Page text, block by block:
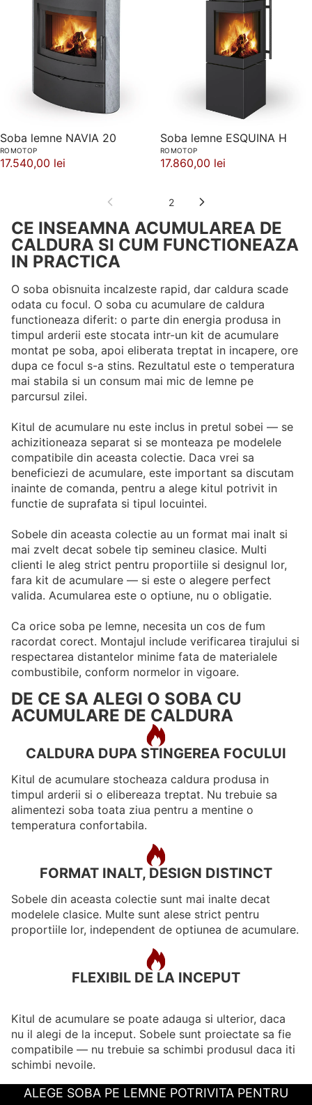
Soba lemne NAVIA 20
ROMOTOP
17.540,00 lei
Soba lemne ESQUINA H
ROMOTOP
17.860,00 lei
2
CE INSEAMNA ACUMULAREA DE
CALDURA SI CUM FUNCTIONEAZA
IN PRACTICA
O soba obisnuita incalzeste rapid, dar caldura scade
odata cu focul. O soba cu acumulare de caldura
functioneaza diferit: o parte din energia produsa in
timpul arderii este stocata intr-un kit de acumulare
montat pe soba, apoi eliberata treptat in incapere, ore
dupa ce focul s-a stins. Rezultatul este o temperatura
mai stabila si un consum mai mic de lemne pe
parcursul zilei.
Kitul de acumulare nu este inclus in pretul sobei — se
achizitioneaza separat si se monteaza pe modelele
compatibile din aceasta colectie. Daca vrei sa
beneficiezi de acumulare, este important sa discutam
inainte de comanda, pentru a alege kitul potrivit in
functie de suprafata si tipul locuintei.
Sobele din aceasta colectie au un format mai inalt si
mai zvelt decat sobele tip semineu clasice. Multi
clienti le aleg strict pentru proportiile si designul lor,
fara kit de acumulare — si este o alegere perfect
valida. Acumularea este o optiune, nu o obligatie.
Ca orice soba pe lemne, necesita un cos de fum
racordat corect. Montajul include verificarea tirajului si
respectarea distantelor minime fata de materialele
combustibile, conform normelor in vigoare.
DE CE SA ALEGI O SOBA CU
ACUMULARE DE CALDURA
CALDURA DUPA STINGEREA FOCULUI
Kitul de acumulare stocheaza caldura produsa in
timpul arderii si o elibereaza treptat. Nu trebuie sa
alimentezi soba toata ziua pentru a mentine o
temperatura confortabila.
FORMAT INALT, DESIGN DISTINCT
Sobele din aceasta colectie sunt mai inalte decat
modelele clasice. Multe sunt alese strict pentru
proportiile lor, independent de optiunea de acumulare.
FLEXIBIL DE LA INCEPUT
Kitul de acumulare se poate adauga si ulterior, daca
nu il alegi de la inceput. Sobele sunt proiectate sa fie
compatibile — nu trebuie sa schimbi produsul daca iti
schimbi nevoile.
ALEGE SOBA PE LEMNE POTRIVITA PENTRU